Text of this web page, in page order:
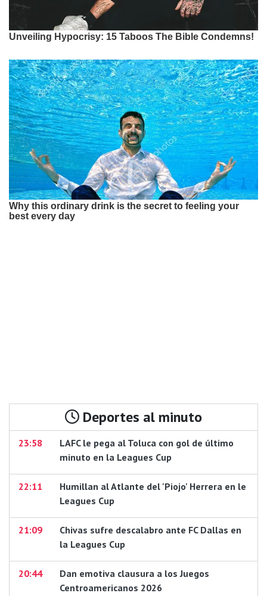
Deportes al minuto
23:58
LAFC le pega al Toluca con gol de último
minuto en la Leagues Cup
22:11
Humillan al Atlante del 'Piojo' Herrera en le
Leagues Cup
21:09
Chivas sufre descalabro ante FC Dallas en
la Leagues Cup
20:44
Dan emotiva clausura a los Juegos
Centroamericanos 2026